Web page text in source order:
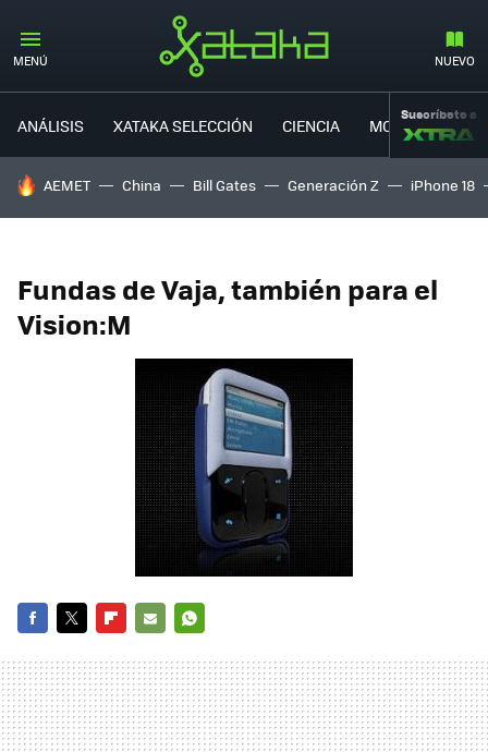
MENÚ NUEVO
ANÁLISIS XATAKA SELECCIÓN CIENCIA MOVILIDAD
Suscríbete a
HOY SE HABLA DE
AEMET China Bill Gates Generación Z iPhone 18
Fundas de Vaja, también para el
Vision:M
MAIL